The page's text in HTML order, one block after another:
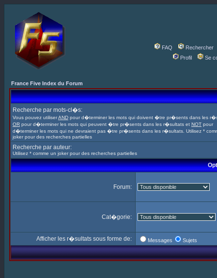
FAQ
Rechercher
Profil
Se
France Five Index du Forum
Recherche par mots-cl�s:
Vous pouvez utiliserAND pour d�terminer les mots qui doivent �tre pr�sents dans les
OR pour d�terminer les mots qui peuvent �tre pr�sents dans les r�sultats et NOT pour
d�terminer les mots qui ne devraient pas �tre pr�sents dans les r�sultats. Utilisez *
joker pour des recherches partielles
Recherche par auteur:
Utilisez * comme un joker pour des recherches partielles
Forum:
Cat�gorie:
Afficher les r�sultats sous forme de: Messages Sujets